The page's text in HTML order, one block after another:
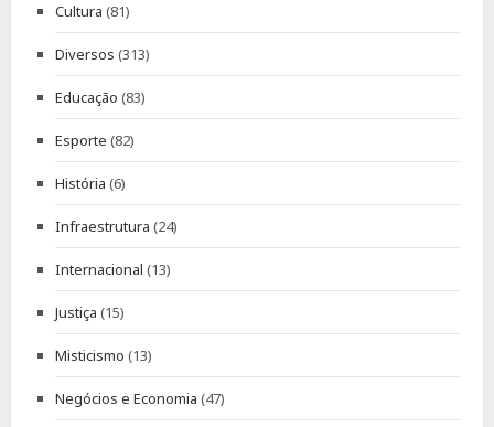
Cultura (81)
Diversos (313)
Educação (83)
Esporte (82)
História (6)
Infraestrutura (24)
Internacional (13)
Justiça (15)
Misticismo (13)
Negócios e Economia (47)